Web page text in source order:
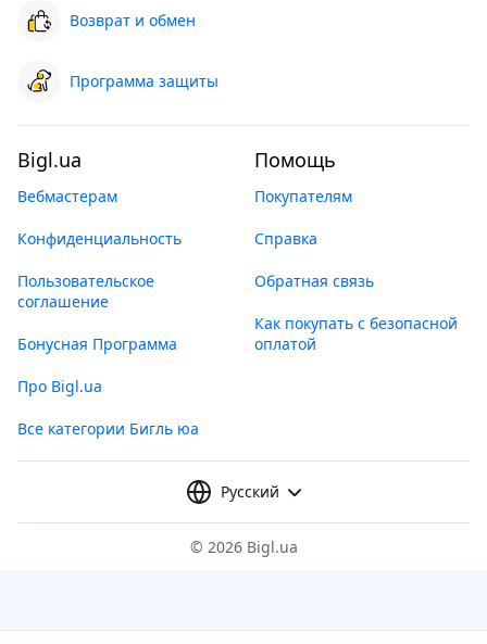
Возврат и обмен
Программа защиты
Bigl.ua
Вебмастерам
Конфиденциальность
Пользовательское
соглашение
Бонусная Программа
Про Bigl.ua
Все категории Бигль юа
Помощь
Покупателям
Справка
Обратная связь
Как покупать с безопасной
оплатой
Русский
© 2026 Bigl.ua